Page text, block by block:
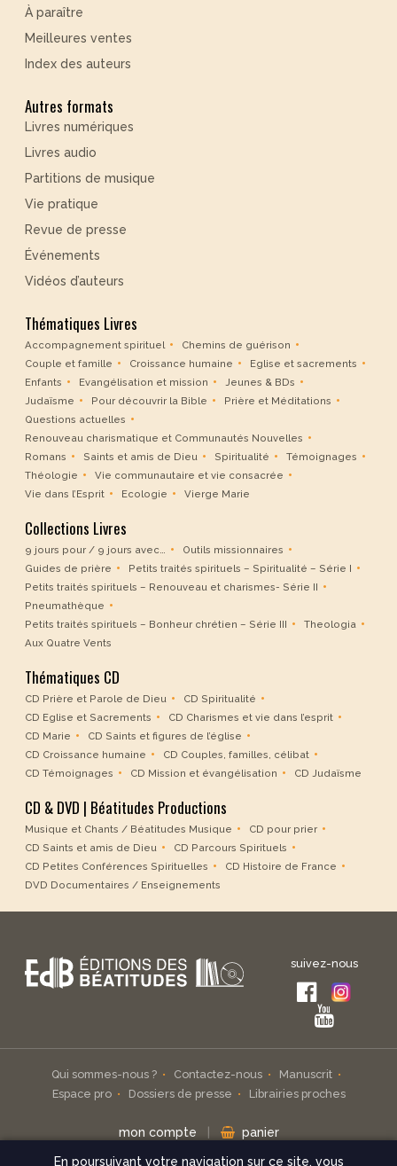
À paraître
Meilleures ventes
Index des auteurs
Autres formats
Livres numériques
Livres audio
Partitions de musique
Vie pratique
Revue de presse
Événements
Vidéos d’auteurs
Thématiques Livres
Accompagnement spirituel
Chemins de guérison
Couple et famille
Croissance humaine
Eglise et sacrements
Enfants
Evangélisation et mission
Jeunes & BDs
Judaïsme
Pour découvrir la Bible
Prière et Méditations
Questions actuelles
Renouveau charismatique et Communautés Nouvelles
Romans
Saints et amis de Dieu Spiritualité
Témoignages
Théologie
Vie communautaire et vie consacrée
Vie dans l’Esprit
Ecologie Vierge Marie
Collections Livres
9 jours pour / 9 jours avec…
Outils missionnaires
Guides de prière
Petits traités spirituels – Spiritualité – Série I
Petits traités spirituels – Renouveau et charismes- Série II
Pneumathèque
Petits traités spirituels – Bonheur chrétien – Série III
Theologia
Aux Quatre Vents
Thématiques CD
CD Prière et Parole de Dieu
CD Spiritualité
CD Eglise et Sacrements
CD Charismes et vie dans l’esprit
CD Marie
CD Saints et figures de l’église
CD Croissance humaine
CD Couples, familles, célibat
CD Témoignages
CD Mission et évangélisation CD Judaïsme
CD & DVD | Béatitudes Productions
Musique et Chants / Béatitudes Musique
CD pour prier
CD Saints et amis de Dieu
CD Parcours Spirituels
CD Petites Conférences Spirituelles
CD Histoire de France
DVD Documentaires / Enseignements
suivez-nous
Qui sommes-nous ? Contactez-nous
Manuscrit
Espace pro
Dossiers de presse Librairies proches
mon compte panier
En poursuivant votre navigation sur ce site, vous